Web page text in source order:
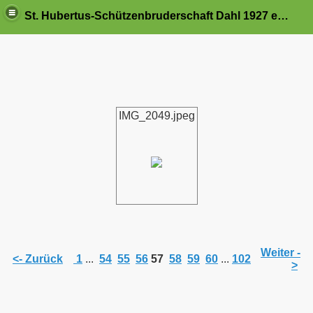
St. Hubertus-Schützenbruderschaft Dahl 1927 e.V.
IMG_2049.jpeg
<- Zurück 1 ... 54 55 56 57 58 59 60 ... 102
Weiter -
>